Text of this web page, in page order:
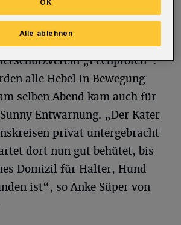
der Fall als Notruf den
„Pechpfoten“.
alle Hebel in Bewegung
selben Abend kam auch für
Entwarnung. „Der Kater
privat untergebracht
dort nun gut behütet, bis
Domizil für Halter, Hund
ist“, so Anke Süper von
Alle ablehnen
OK